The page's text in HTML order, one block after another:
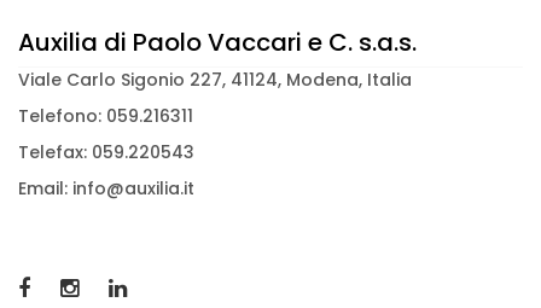
Auxilia di Paolo Vaccari e C. s.a.s.
Viale Carlo Sigonio 227, 41124, Modena, Italia
Telefono: 059.216311
Telefax: 059.220543
Email: info@auxilia.it